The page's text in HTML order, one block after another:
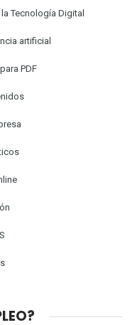
Tecnología Digital
artificial
PDF